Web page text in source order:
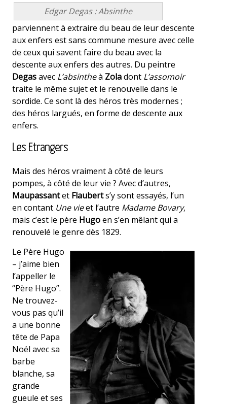
Edgar Degas : Absinthe
parviennent à extraire du beau de leur descente
aux enfers est sans commune mesure avec celle
de ceux qui savent faire du beau avec la
descente aux enfers des autres. Du peintre
Degasavec L’absintheà Zoladont L’assomoir
traite le même sujet et le renouvelle dans le
sordide. Ce sont là des héros très modernes ;
des héros largués, en forme de descente aux
enfers.
Les Etrangers
Mais des héros vraiment à côté de leurs
pompes, à côté de leur vie ? Avec d’autres,
Maupassantet Flauberts’y sont essayés, l’un
en contant Une vieet l’autre Madame Bovary,
mais c’est le père Hugoen s’en mêlant qui a
renouvelé le genre dès 1829.
Le Père Hugo
– j’aime bien
l’appeller le
“Père Hugo”.
Ne trouvez-
vous pas qu’il
a une bonne
tête de Papa
Noël avec sa
barbe
blanche, sa
grande
gueule et ses